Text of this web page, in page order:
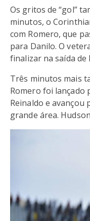
Os gritos de “gol”
minutos, o
com Romero, que
para Danilo. O
finalizar na saída de
Três minutos mais
Romero foi lançado
Reinaldo e avançou
grande área.